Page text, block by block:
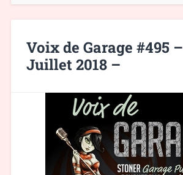
Voix de Garage #495
Juillet 2018 –